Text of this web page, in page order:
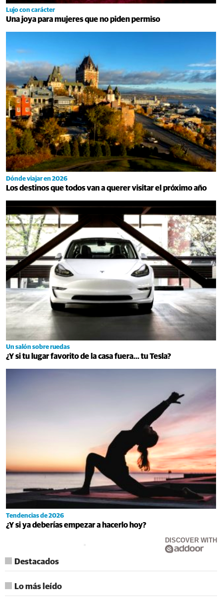
Lujo con carácter
Una joya para mujeres que no piden permiso
Dónde viajar en 2026
Los destinos que todos van a querer visitar el próximo año
Un salón sobre ruedas
¿Y si tu lugar favorito de la casa fuera… tu Tesla?
Tendencias de 2026
¿Y si ya deberías empezar a hacerlo hoy?
DISCOVER WITH
Destacados
Lo más leído